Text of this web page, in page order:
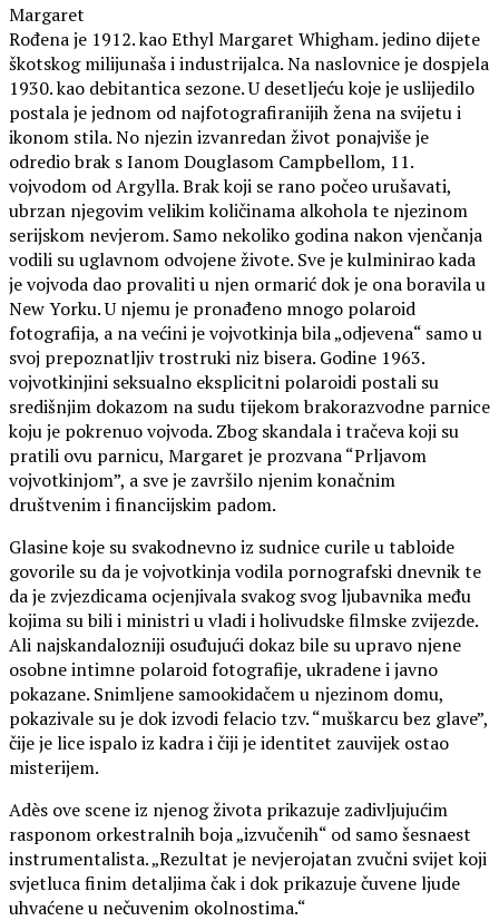
Margaret
Rođena je 1912. kao Ethyl Margaret Whigham. jedino dijete
škotskog milijunaša i industrijalca. Na naslovnice je dospjela
1930. kao debitantica sezone. U desetljeću koje je uslijedilo
postala je jednom od najfotografiranijih žena na svijetu i
ikonom stila. No njezin izvanredan život ponajviše je
odredio brak s Ianom Douglasom Campbellom, 11.
vojvodom od Argylla. Brak koji se rano počeo urušavati,
ubrzan njegovim velikim količinama alkohola te njezinom
serijskom nevjerom. Samo nekoliko godina nakon vjenčanja
vodili su uglavnom odvojene živote. Sve je kulminirao kada
je vojvoda dao provaliti u njen ormarić dok je ona boravila u
New Yorku. U njemu je pronađeno mnogo polaroid
fotografija, a na većini je vojvotkinja bila „odjevena“ samo u
svoj prepoznatljiv trostruki niz bisera. Godine 1963.
vojvotkinjini seksualno eksplicitni polaroidi postali su
središnjim dokazom na sudu tijekom brakorazvodne parnice
koju je pokrenuo vojvoda. Zbog skandala i tračeva koji su
pratili ovu parnicu, Margaret je prozvana “Prljavom
vojvotkinjom”, a sve je završilo njenim konačnim
društvenim i financijskim padom.
Glasine koje su svakodnevno iz sudnice curile u tabloide
govorile su da je vojvotkinja vodila pornografski dnevnik te
da je zvjezdicama ocjenjivala svakog svog ljubavnika među
kojima su bili i ministri u vladi i holivudske filmske zvijezde.
Ali najskandalozniji osuđujući dokaz bile su upravo njene
osobne intimne polaroid fotografije, ukradene i javno
pokazane. Snimljene samookidačem u njezinom domu,
pokazivale su je dok izvodi felacio tzv. “muškarcu bez glave”,
čije je lice ispalo iz kadra i čiji je identitet zauvijek ostao
misterijem.
Adès ove scene iz njenog života prikazuje zadivljujućim
rasponom orkestralnih boja „izvučenih“ od samo šesnaest
instrumentalista. „Rezultat je nevjerojatan zvučni svijet koji
svjetluca finim detaljima čak i dok prikazuje čuvene ljude
uhvaćene u nečuvenim okolnostima.“